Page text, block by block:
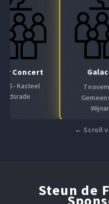
Concert
- Kasteel
7
Steun de